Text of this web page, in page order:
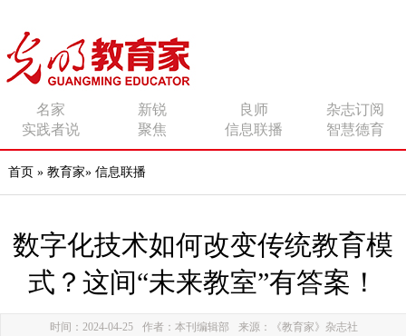
名家 新锐 良师
杂志订阅
实践者说
聚焦 信息联播 智慧德育
首页 » 教育家» 信息联播
数字化技术如何改变传统教育模
式？这间“未来教室”有答案！
时间：2024-04-25 作者：本刊编辑部 来源：《教育家》杂志社